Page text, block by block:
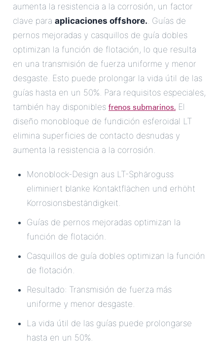
aumenta la resistencia a la corrosión, un factor
clave para aplicaciones offshore.. Guías de
pernos mejoradas y casquillos de guía dobles
optimizan la función de flotación, lo que resulta
en una transmisión de fuerza uniforme y menor
desgaste. Esto puede prolongar la vida útil de las
guías hasta en un 50%. Para requisitos especiales,
también hay disponibles frenos submarinos. El
diseño monobloque de fundición esferoidal LT
elimina superficies de contacto desnudas y
aumenta la resistencia a la corrosión.
Monoblock-Design aus LT-Sphäroguss
eliminiert blanke Kontaktflächen und erhöht
Korrosionsbeständigkeit.
Guías de pernos mejoradas optimizan la
función de flotación.
Casquillos de guía dobles optimizan la función
de flotación.
Resultado: Transmisión de fuerza más
uniforme y menor desgaste.
La vida útil de las guías puede prolongarse
hasta en un 50%.